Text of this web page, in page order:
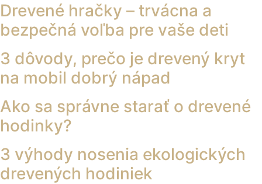
Drevené hračky – trvácna a
bezpečná voľba pre vaše deti
3 dôvody, prečo je drevený kryt
na mobil dobrý nápad
Ako sa správne starať o drevené
hodinky?
3 výhody nosenia ekologických
drevených hodiniek